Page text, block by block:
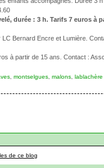
durée : 3 h. Tarifs 7 euros à
Bernard Encre et Lumière.
à partir de 15 ans. Contact :
montselgues malons lablachère
de ce blog